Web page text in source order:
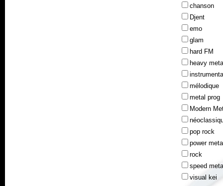
chanson
Djent
emo
glam
hard FM
heavy
mélodique
metal prog
Modern
pop rock
power
rock
speed
visual kei